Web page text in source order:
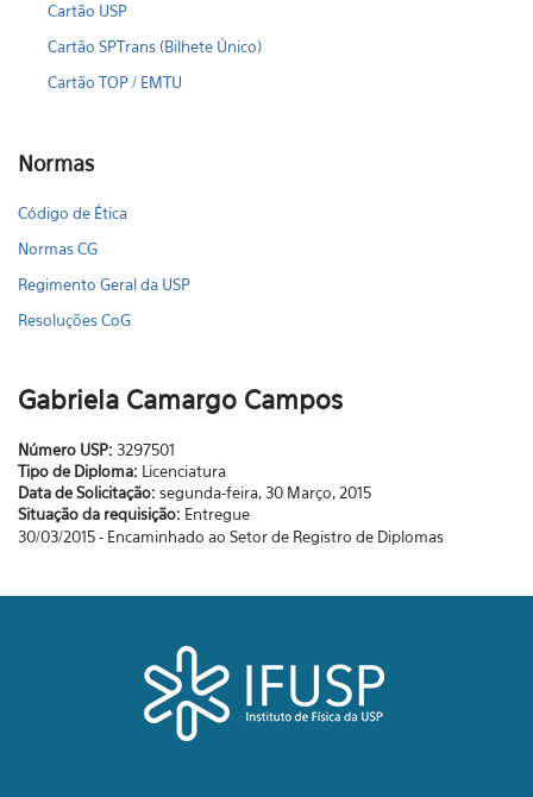
Cartão USP
Cartão SPTrans (Bilhete Único)
Cartão TOP / EMTU
Normas
Código de Ética
Normas CG
Regimento Geral da USP
Resoluções CoG
Gabriela Camargo Campos
Número USP: 3297501
Tipo de Diploma: Licenciatura
Data de Solicitação: segunda-feira, 30 Março, 2015
Situação da requisição: Entregue
30/03/2015 - Encaminhado ao Setor de Registro de Diplomas